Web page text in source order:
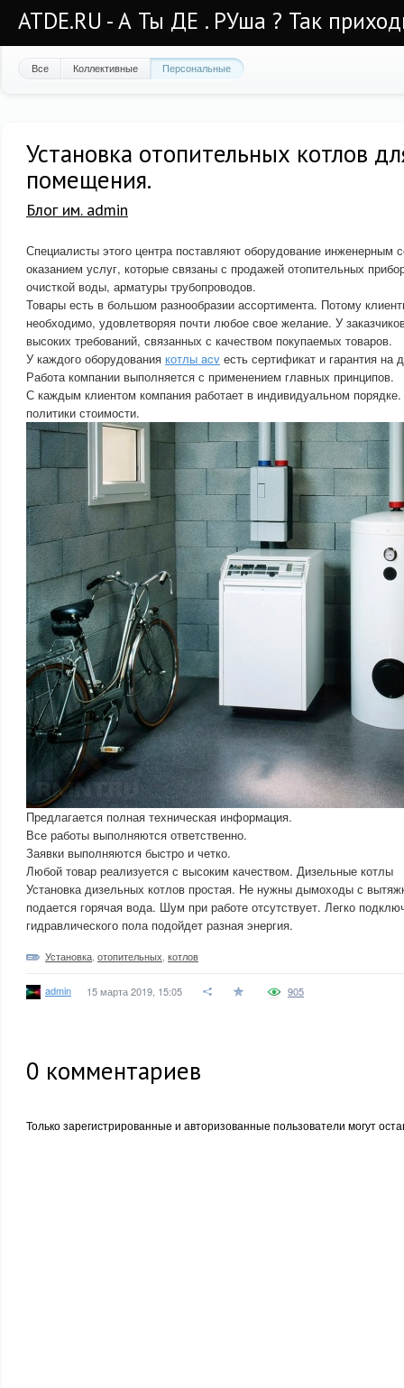
ATDE.RU - А Ты ДЕ . РУша ? Так
Все Коллективные Персональные
Установка отопительных котлов
помещения.
Блог им. admin
Специалисты этого центра поставляют оборудование инженерным
оказанием услуг, которые связаны с продажей отопительных
очисткой воды, арматуры трубопроводов.
Товары есть в большом разнообразии ассортимента. Потому
необходимо, удовлетворяя почти любое свое желание. У
высоких требований, связанных с качеством покупаемых товаров.
У каждого оборудования котлы acv есть сертификат и гарантия на
Работа компании выполняется с применением главных принципов.
С каждым клиентом компания работает в индивидуальном порядке.
политики стоимости.
Предлагается полная техническая информация.
Все работы выполняются ответственно.
Заявки выполняются быстро и четко.
Любой товар реализуется с высоким качеством. Дизельные котлы
Установка дизельных котлов простая. Не нужны дымоходы с
подается горячая вода. Шум при работе отсутствует. Легко
гидравлического пола подойдет разная энергия.
Установка отопительных котлов
admin 15 марта 2019, 15:05 905
0 комментариев
Только зарегистрированные и авторизованные пользователи могут